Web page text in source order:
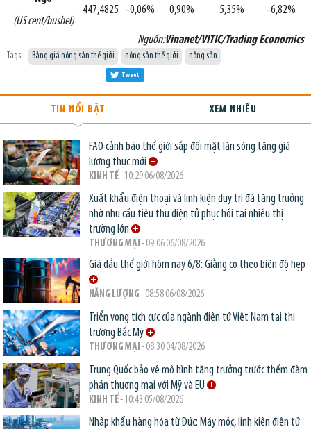
(US cent/bushel)
447,4825 -0,06% 0,90% 5,35% -6,82%
Nguồn:Vinanet/VITIC/Trading Economics
Tags: Bảng giá nông sản thế giới nông sản thế giới nông sản
Tweet
TIN NỔI BẬT XEM NHIỀU
FAO cảnh báo thế giới sắp đối mặt làn sóng tăng giá
lương thực mới
KINH TẾ- 10:29 06/08/2026
Xuất khẩu điện thoại và linh kiện duy trì đà tăng trưởng
nhờ nhu cầu tiêu thụ điện tử phục hồi tại nhiều thị
trường lớn
THƯƠNG MẠI - 09:06 06/08/2026
Giá dầu thế giới hôm nay 6/8: Giằng co theo biên độ hẹp
NĂNG LƯỢNG - 08:58 06/08/2026
Triển vọng tích cực của ngành điện tử Việt Nam tại thị
trường Bắc Mỹ
THƯƠNG MẠI - 08:30 04/08/2026
Trung Quốc bảo vệ mô hình tăng trưởng trước thềm đàm
phán thương mại với Mỹ và EU
KINH TẾ- 10:43 05/08/2026
Nhập khẩu hàng hóa từ Đức: Máy móc, linh kiện điện tử